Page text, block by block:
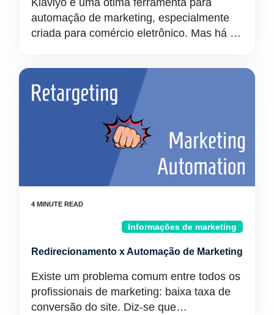
Klaviyo é uma ótima ferramenta para
automação de marketing, especialmente
criada para comércio eletrônico. Mas há …
Informações de marketing
Redirecionamento x Automação de Marketing
Existe um problema comum entre todos os
profissionais de marketing: baixa taxa de
conversão do site. Diz-se que…